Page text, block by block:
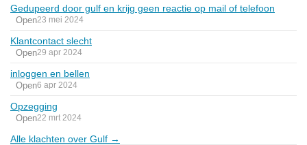
Gedupeerd door gulf en krijg geen reactie op mail of telefoon
Open23 mei 2024
Klantcontact slecht
Open29 apr 2024
inloggen en bellen
Open6 apr 2024
Opzegging
Open22 mrt 2024
Alle klachten over Gulf →